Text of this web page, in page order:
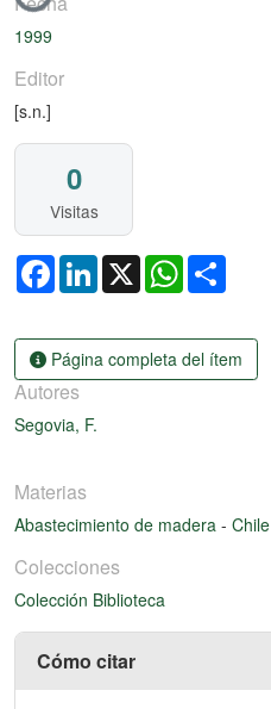
1999
Editor
[s.n.]
0
Visitas
FacebookLinkedIn
X WhatsApp
Página completa del ítem
Autores
Segovia, F.
Materias
Abastecimiento de madera - Chile
Colecciones
Colección Biblioteca
Cómo citar